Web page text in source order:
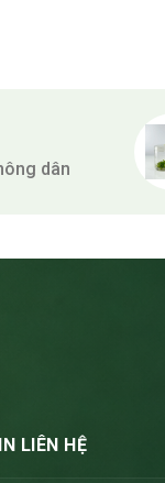
dân
LIÊN HỆ